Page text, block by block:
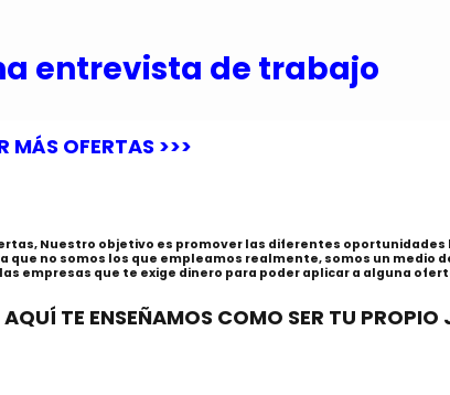
entrevista de trabajo
MÁS OFERTAS >>>
Nuestro objetivo es promover las diferentes
no somos los que empleamos realmente, somos un medio
empresas que te exige dinero para poder aplicar a alguna
AQUÍ TE ENSEÑAMOS COMO SER TU PROPIO